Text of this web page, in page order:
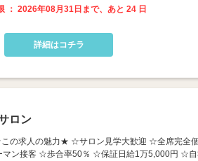
： 2026年08月31日まで、あと 24 日
詳細はコチラ
ロン
この求人の魅力★ ☆サロン見学大歓迎 ☆全席完
マン接客 ☆歩合率50％ ☆保証日給1万5,000円 ☆